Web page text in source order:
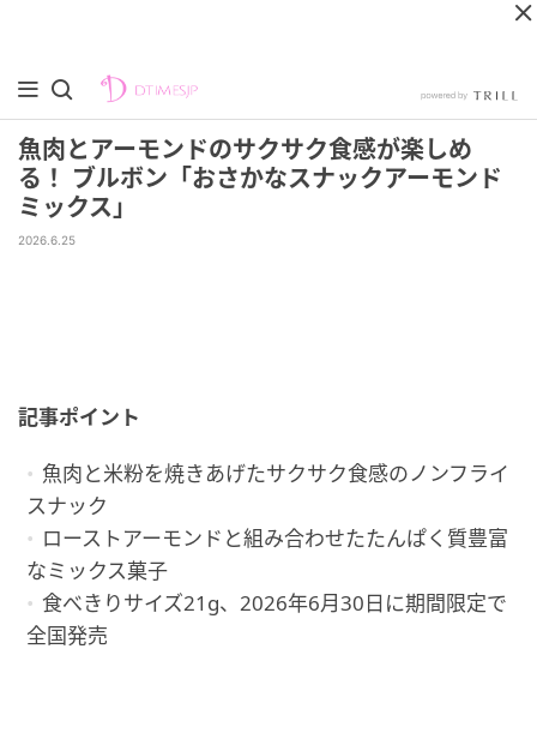
魚肉とアーモンドのサクサク食感が楽しめ
る！ ブルボン「おさかなスナックアーモンド
ミックス」
2026.6.25
記事ポイント
魚肉と米粉を焼きあげたサクサク食感のノンフライ
スナック
ローストアーモンドと組み合わせたたんぱく質豊富
なミックス菓子
食べきりサイズ21g、2026年6月30日に期間限定で
全国発売